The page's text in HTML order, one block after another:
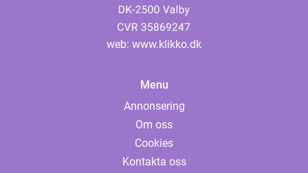
web: www.klikko.dk
Menu
Annonsering
Om oss
Cookies
Kontakta oss